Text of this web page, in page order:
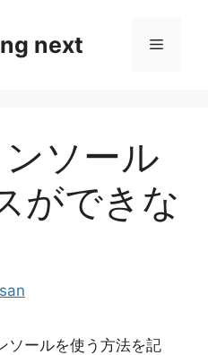
next メ
ー
ソール
ができな
ソールを使う方法を記